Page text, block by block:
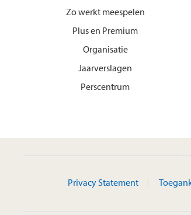
Zo werkt meespelen
Plus en Premium
Organisatie
Jaarverslagen
Perscentrum
Privacy Statement